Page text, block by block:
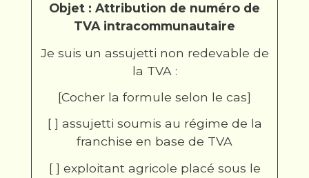
Objet : Attribution de numéro de
TVA intracommunautaire
Je suis un assujetti non redevable de
la TVA :
[Cocher la formule selon le cas]
[ ] assujetti soumis au régime de la
franchise en base de TVA
[ ] exploitant agricole placé sous le